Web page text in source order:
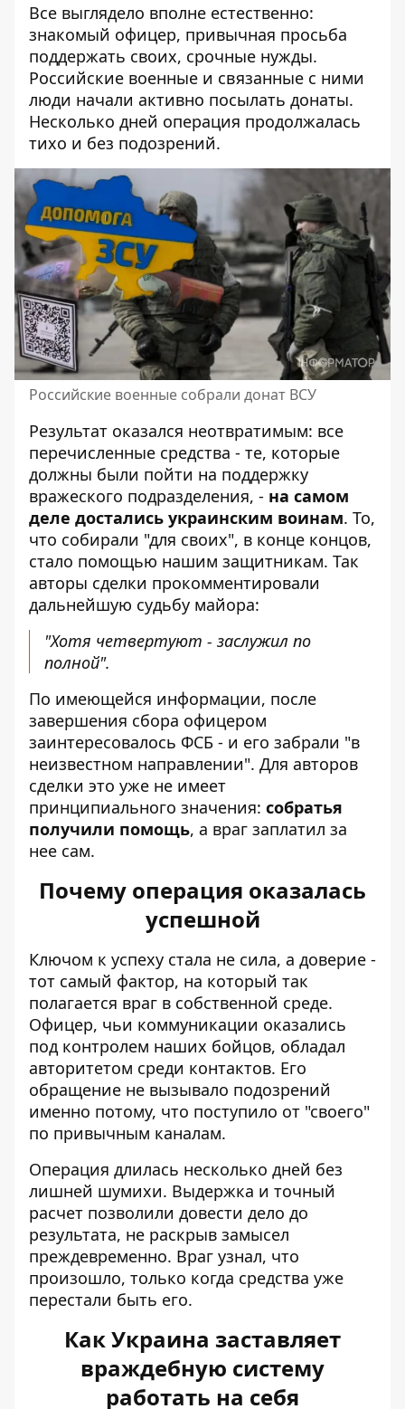
Все выглядело вполне естественно:
знакомый офицер, привычная просьба
поддержать своих, срочные нужды.
Российские военные и связанные с ними
люди начали активно посылать донаты.
Несколько дней операция продолжалась
тихо и без подозрений.
Российские военные собрали донат ВСУ
Результат оказался неотвратимым: все
перечисленные средства - те, которые
должны были пойти на поддержку
вражеского подразделения, - на самом
деле достались украинским воинам. То,
что собирали "для своих", в конце концов,
стало помощью нашим защитникам. Так
авторы сделки прокомментировали
дальнейшую судьбу майора:
"Хотя четвертуют - заслужил по
полной".
По имеющейся информации, после
завершения сбора офицером
заинтересовалось ФСБ - и его забрали "в
неизвестном направлении". Для авторов
сделки это уже не имеет
принципиального значения: собратья
получили помощь, а враг заплатил за
нее сам.
Почему операция оказалась
успешной
Ключом к успеху стала не сила, а доверие -
тот самый фактор, на который так
полагается враг в собственной среде.
Офицер, чьи коммуникации оказались
под контролем наших бойцов, обладал
авторитетом среди контактов. Его
обращение не вызывало подозрений
именно потому, что поступило от "своего"
по привычным каналам.
Операция длилась несколько дней без
лишней шумихи. Выдержка и точный
расчет позволили довести дело до
результата, не раскрыв замысел
преждевременно. Враг узнал, что
произошло, только когда средства уже
перестали быть его.
Как Украина заставляет
враждебную систему
работать на себя